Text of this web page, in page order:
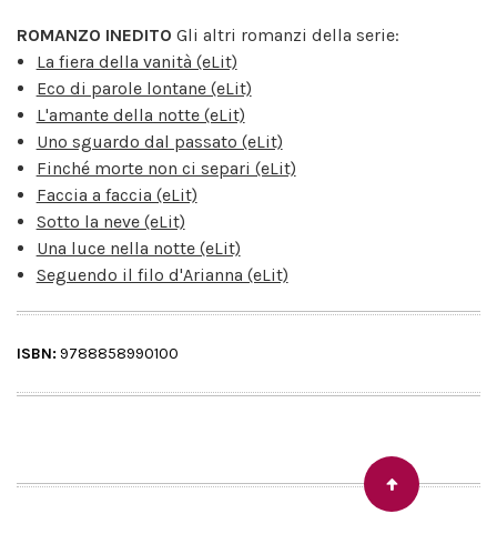
ROMANZO INEDITO Gli altri romanzi della serie:
La fiera della vanità (eLit)
Eco di parole lontane (eLit)
L'amante della notte (eLit)
Uno sguardo dal passato (eLit)
Finché morte non ci separi (eLit)
Faccia a faccia (eLit)
Sotto la neve (eLit)
Una luce nella notte (eLit)
Seguendo il filo d'Arianna (eLit)
ISBN: 9788858990100